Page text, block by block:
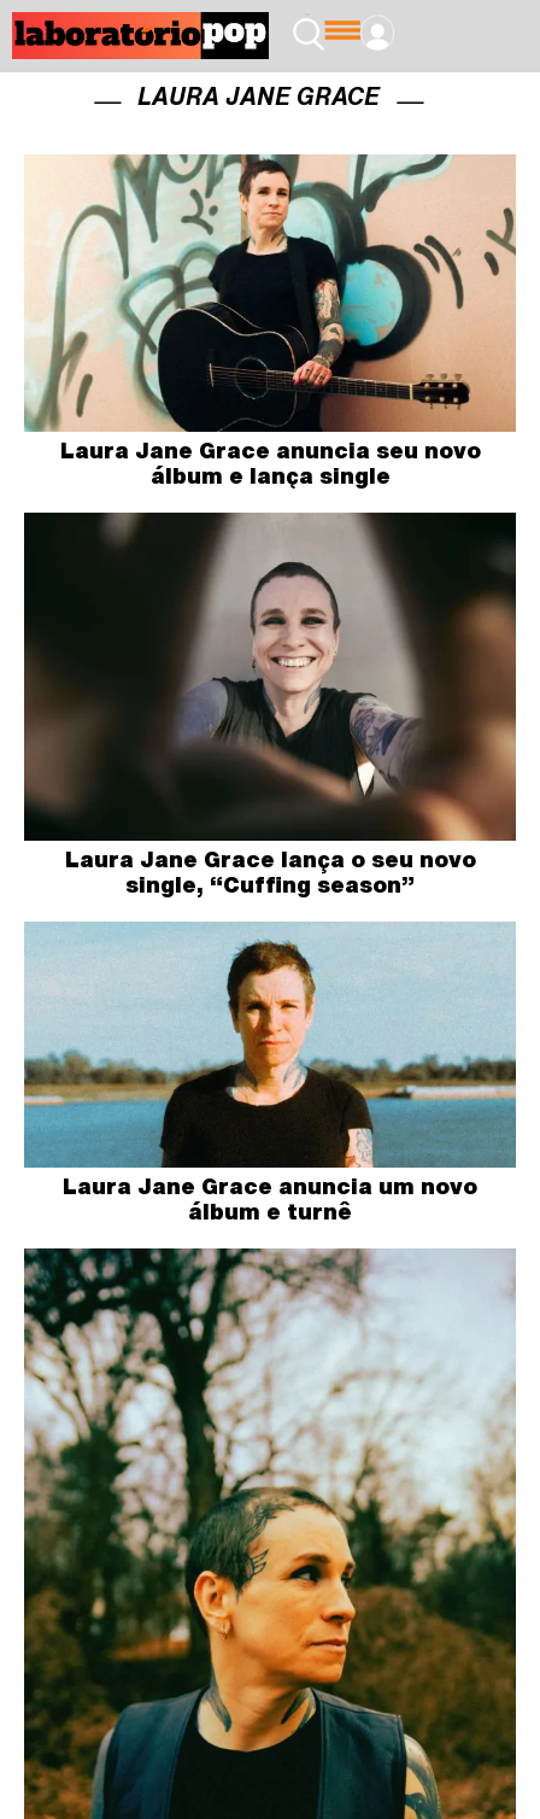
LAURA JANE GRACE
Laura Jane Grace anuncia seu novo
álbum e lança single
Laura Jane Grace lança o seu novo
single, “Cuffing season”
Laura Jane Grace anuncia um novo
álbum e turnê